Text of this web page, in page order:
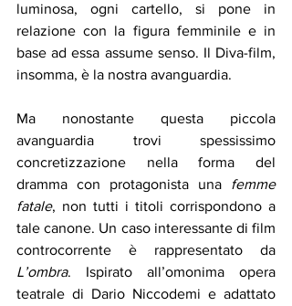
luminosa, ogni cartello, si pone in
relazione con la figura femminile e in
base ad essa assume senso. Il Diva-film,
insomma, è la nostra avanguardia.
Ma nonostante questa piccola
avanguardia trovi spessissimo
concretizzazione nella forma del
dramma con protagonista una femme
fatale, non tutti i titoli corrispondono a
tale canone. Un caso interessante di film
L’ombra. Ispirato all’omonima opera
teatrale di Dario Niccodemi e adattato